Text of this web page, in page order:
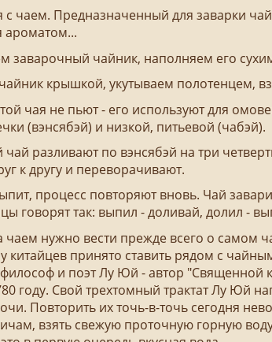
чаем. Предназначенный для заварки
ароматом...
заварочный чайник, наполняем его
крышкой, укутываем полотенцем,
чая не пьют - его используют для
(вэнсябэй) и низкой, питьевой (чабэй).
разливают по вэнсябэй на три
к другу и переворачивают.
процесс повторяют вновь. Чай
говорят так: выпил - доливай, долил -
нужно вести прежде всего о самом
китайцев принято ставить рядом с
и поэт Лу Юй - автор "Священной
году. Свой трехтомный трактат Лу Юй
Повторить их точь-в-точь сегодня
взять свежую проточную горную